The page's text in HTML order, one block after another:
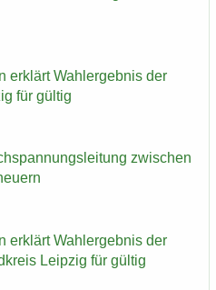
er­klärt Wahl­er­geb­nis der
für gül­tig
zwi­schen
er­klärt Wahl­er­geb­nis der
Leip­zig für gül­tig